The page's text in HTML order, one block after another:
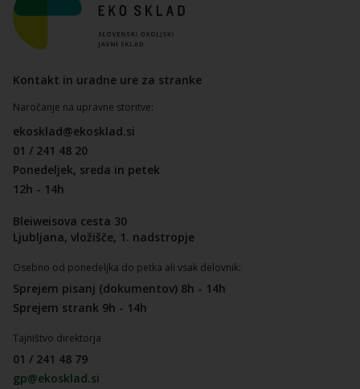
Kontakt in uradne ure za stranke
Naročanje na upravne storitve:
ekosklad@ekosklad.si
01 / 241 48 20
Ponedeljek, sreda in petek
12h - 14h
Bleiweisova cesta 30
Ljubljana, vložišče, 1. nadstropje
Osebno od ponedeljka do petka ali vsak delovnik:
Sprejem pisanj (dokumentov) 8h - 14h
Sprejem strank 9h - 14h
Tajništvo direktorja
01 / 241 48 79
gp@ekosklad.si